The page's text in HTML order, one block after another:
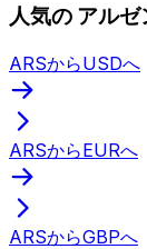
人気の アル
ARSからUSDへ
ARSからEURへ
ARSからGBPへ